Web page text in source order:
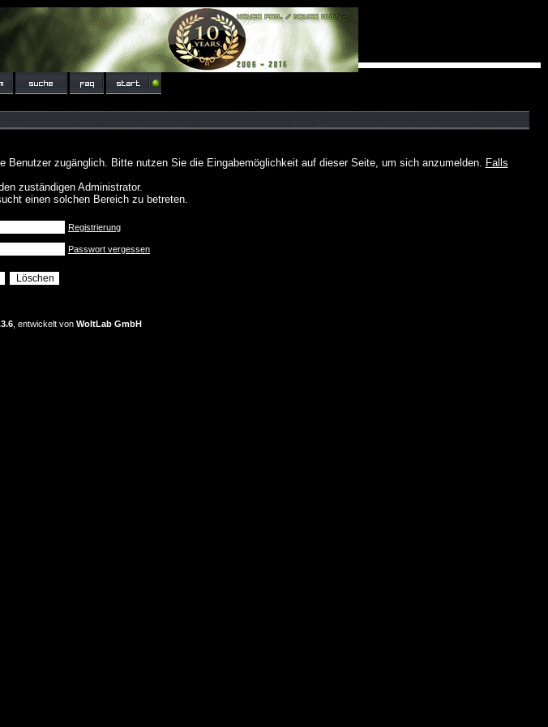
zugänglich. Bitte nutzen Sie die Eingabemöglichkeit auf dieser Seite, um sich anzumelden. Falls
zuständigen Administrator.
einen solchen Bereich zu betreten.
Registrierung
Passwort vergessen
, entwickelt von WoltLab GmbH